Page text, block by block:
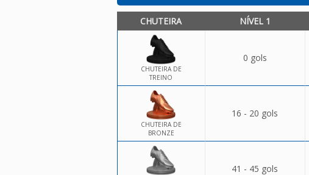
CHUTEIRA NÍVEL 1
CHUTEIRA DE
TREINO
0 gols
CHUTEIRA DE
BRONZE
16 - 20 gols
41 - 45 gols